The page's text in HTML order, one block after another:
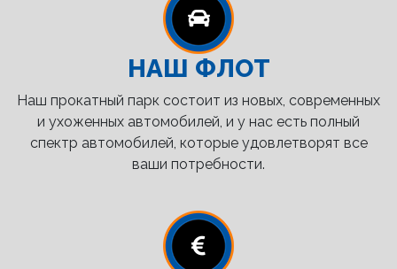
НАШ ФЛОТ
Наш прокатный парк состоит из новых, современных
и ухоженных автомобилей, и у нас есть полный
спектр автомобилей, которые удовлетворят все
ваши потребности.